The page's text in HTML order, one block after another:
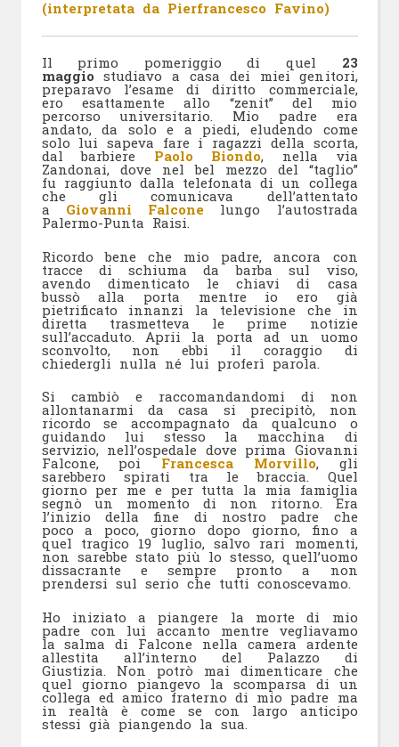
(interpretata da Pierfrancesco Favino)
Il primo pomeriggio di quel 23
maggio studiavo a casa dei miei genitori,
preparavo l’esame di diritto commerciale,
ero esattamente allo “zenit” del mio
percorso universitario. Mio padre era
andato, da solo e a piedi, eludendo come
solo lui sapeva fare i ragazzi della scorta,
dal barbiere Paolo Biondo, nella via
Zandonai, dove nel bel mezzo del “taglio”
fu raggiunto dalla telefonata di un collega
che gli comunicava dell’attentato
a Giovanni Falcone lungo l’autostrada
Palermo-Punta Raisi.
Ricordo bene che mio padre, ancora con
tracce di schiuma da barba sul viso,
avendo dimenticato le chiavi di casa
bussò alla porta mentre io ero già
pietrificato innanzi la televisione che in
diretta trasmetteva le prime notizie
sull’accaduto. Aprii la porta ad un uomo
sconvolto, non ebbi il coraggio di
chiedergli nulla né lui proferì parola.
Si cambiò e raccomandandomi di non
allontanarmi da casa si precipitò, non
ricordo se accompagnato da qualcuno o
guidando lui stesso la macchina di
servizio, nell’ospedale dove prima Giovanni
Falcone, poi Francesca Morvillo, gli
sarebbero spirati tra le braccia. Quel
giorno per me e per tutta la mia famiglia
segnò un momento di non ritorno. Era
l’inizio della fine di nostro padre che
poco a poco, giorno dopo giorno, fino a
quel tragico 19 luglio, salvo rari momenti,
non sarebbe stato più lo stesso, quell’uomo
dissacrante e sempre pronto a non
prendersi sul serio che tutti conoscevamo.
Ho iniziato a piangere la morte di mio
padre con lui accanto mentre vegliavamo
la salma di Falcone nella camera ardente
allestita all’interno del Palazzo di
Giustizia. Non potrò mai dimenticare che
quel giorno piangevo la scomparsa di un
collega ed amico fraterno di mio padre ma
in realtà è come se con largo anticipo
stessi già piangendo la sua.